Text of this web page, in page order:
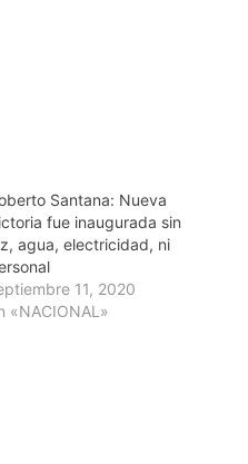
Santana: Nueva
fue inaugurada sin
agua, electricidad, ni
11, 2020
«NACIONAL»